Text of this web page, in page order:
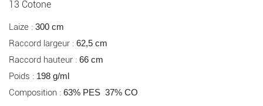
13 Cotone
Laize : 300 cm
Raccord largeur : 62,5 cm
Raccord hauteur : 66 cm
Poids : 198 g/ml
Composition : 63% PES 37% CO